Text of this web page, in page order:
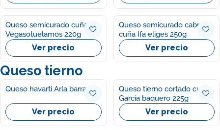
Queso semicurado cuña
Vegasotuelamos 220g
Ver precio
Queso semicurado cabra
cuña Ifa eliges 250g
Ver precio
Queso tierno
Queso havarti Arla barra
Ver precio
Queso tierno cortado cuña
García baquero 225g
Ver precio